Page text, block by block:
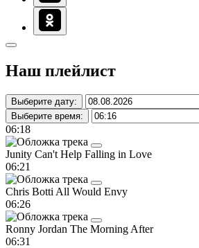
Наш плейлист
Выберите дату:
Выберите время:
06:18
Junity Can't Help Falling in Love
06:21
Chris Botti All Would Envy
06:26
Ronny Jordan The Morning After
06:31